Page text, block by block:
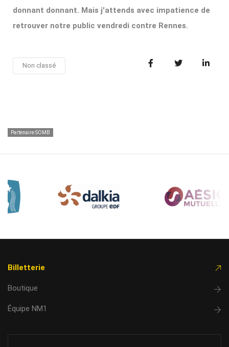
donnant donnant. Mais j'attends avec impatience de
retrouver notre public vendredi contre Rennes.
Non classé
Partenaire SOMB
Billetterie
Boutique
Équipe NM1